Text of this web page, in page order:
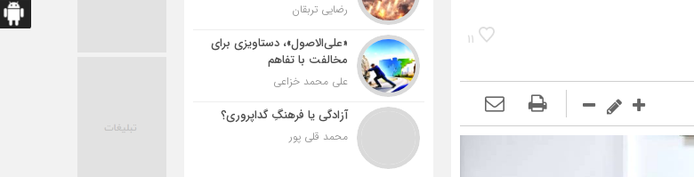
11
رضایی تربقان
«علی‌الاصول»، دستاویزی برای
مخالفت با تفاهم
علی محمد خزاعی
آزادگی یا فرهنگِ گداپروری؟
محمد قلی پور